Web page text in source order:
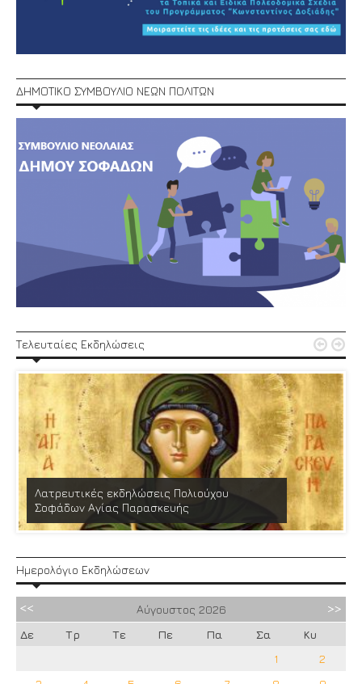
ΔΗΜΟΤΙΚΟ ΣΥΜΒΟΥΛΙΟ ΝΕΩΝ ΠΟΛΙΤΩΝ
Τελευταίες Εκδηλώσεις
Λατρευτικές εκδηλώσεις Πολιούχου
Σοφάδων Αγίας Παρασκευής
 
Ημερολόγιο Εκδηλώσεων
Αύγουστος 2026
Δε
Τρ Τε Πε Πα Σα
Κυ
1
2